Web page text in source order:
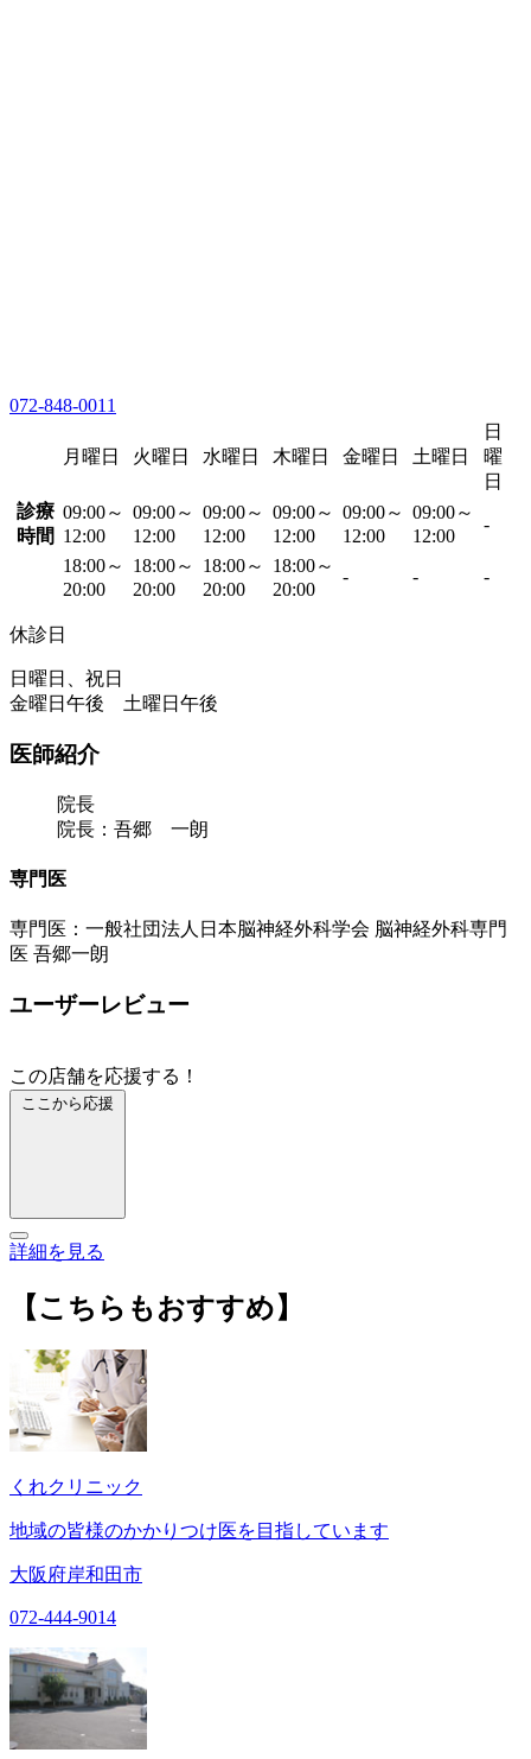
072-848-0011
月曜日 火曜日 水曜日 木曜日 金曜日 土曜日
日
曜
日
診療
時間
09:00～
12:00
09:00～
12:00
09:00～
12:00
09:00～
12:00
09:00～
12:00
09:00～
12:00
-
18:00～
20:00
18:00～
20:00
18:00～
20:00
18:00～
20:00
- - -
休診日
日曜日、祝日
金曜日午後 土曜日午後
医師紹介
院長
院長：吾郷 一朗
専門医
専門医：一般社団法人日本脳神経外科学会 脳神経外科専門
医 吾郷一朗
ユーザーレビュー
この店舗を応援する！
ここから応援
詳細を見る
【こちらもおすすめ】
くれクリニック
地域の皆様のかかりつけ医を目指しています
大阪府岸和田市
072-444-9014